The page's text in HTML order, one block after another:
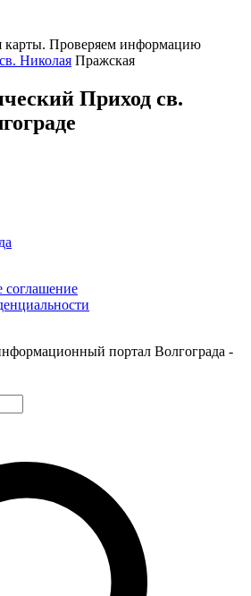
Проверяем информацию
Николая Пражская
Приход св.
соглашение
портал Волгограда -